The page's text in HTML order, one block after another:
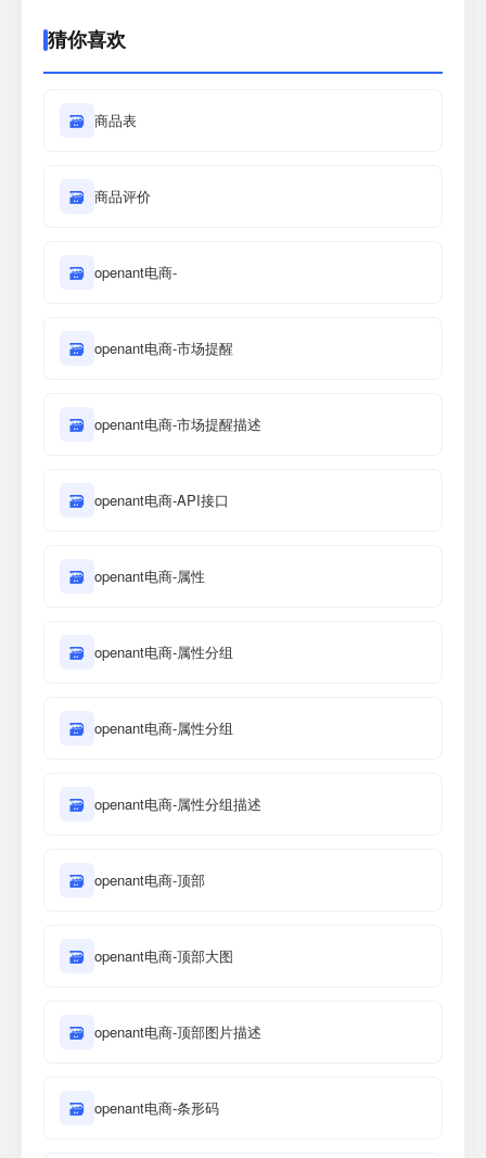
猜你喜欢
🗃 商品表
🗃 商品评价
🗃 openant电商-
🗃 openant电商-市场提醒
🗃 openant电商-市场提醒描述
🗃 openant电商-API接口
🗃 openant电商-属性
🗃 openant电商-属性分组
🗃 openant电商-属性分组
🗃 openant电商-属性分组描述
🗃 openant电商-顶部
🗃 openant电商-顶部大图
🗃 openant电商-顶部图片描述
🗃 openant电商-条形码